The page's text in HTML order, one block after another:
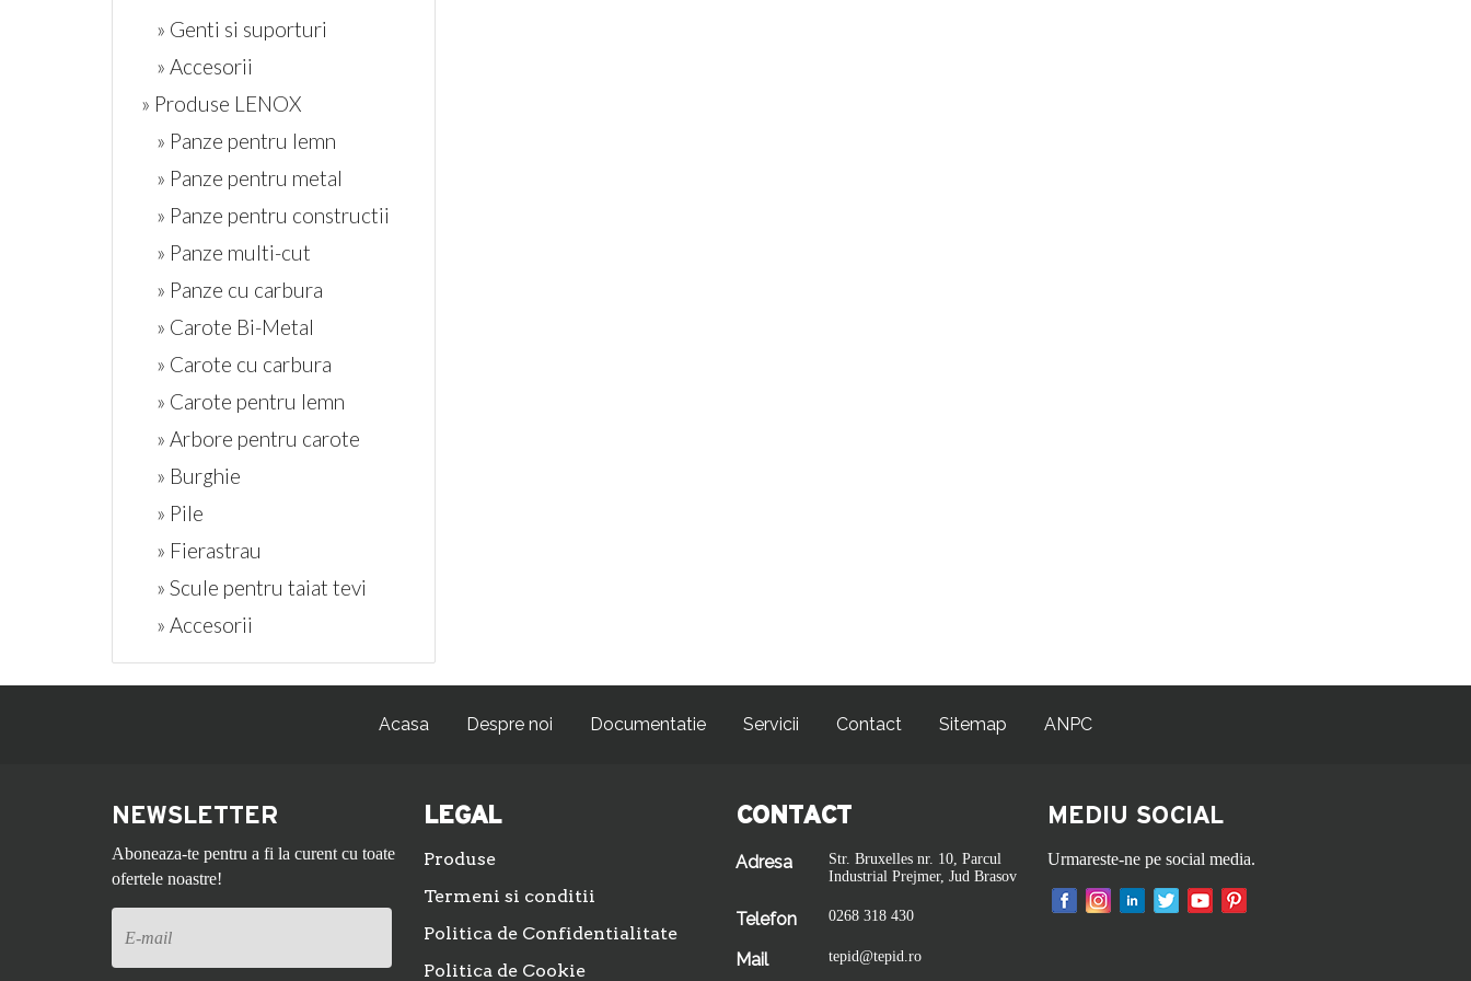
» Genti si suporturi
» Accesorii
» Produse LENOX
» Panze pentru lemn
» Panze pentru metal
» Panze pentru constructii
» Panze multi-cut
» Panze cu carbura
» Carote Bi-Metal
» Carote cu carbura
» Carote pentru lemn
» Arbore pentru carote
» Burghie
» Pile
» Fierastrau
» Scule pentru taiat tevi
» Accesorii
Acasa Despre noi Documentatie Servicii Contact Sitemap ANPC
NEWSLETTER
Aboneaza-te pentru a fi la curent cu toate
ofertele noastre!
LEGAL
Produse
Termeni si conditii
Politica de Confidentialitate
Politica de Cookie
CONTACT
Adresa
Str. Bruxelles nr. 10, Parcul
Industrial Prejmer, Jud Brasov
Telefon 0268 318 430
Mail tepid@tepid.ro
MEDIU SOCIAL
Urmareste-ne pe social media.